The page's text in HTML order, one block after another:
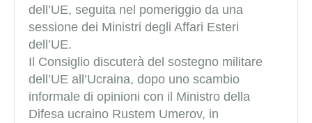
dell’UE, seguita nel pomeriggio da una
sessione dei Ministri degli Affari Esteri
dell’UE.
Il Consiglio discuterà del sostegno militare
dell’UE all’Ucraina, dopo uno scambio
informale di opinioni con il Ministro della
Difesa ucraino Rustem Umerov, in